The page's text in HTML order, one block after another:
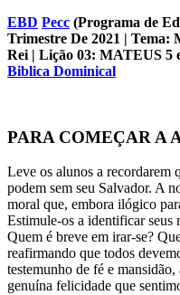
EBD Pecc (Programa de
Trimestre De 2021 | Tema:
Rei | Lição 03: MATEUS 5
Biblica Dominical
PARA COMEÇAR A
Leve os alunos a recordarem
podem sem seu Salvador. A
moral que, embora ilógico
Estimule-os a identificar seus
Quem é breve em irar-se?
reafirmando que todos
testemunho de fé e
genuína felicidade que